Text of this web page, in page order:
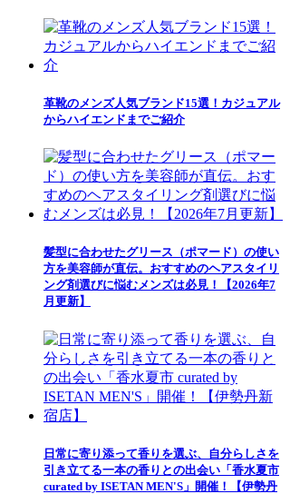
革靴のメンズ人気ブランド15選！カジュアル
からハイエンドまでご紹介
髪型に合わせたグリース（ポマード）の使い
方を美容師が直伝。おすすめのヘアスタイリ
ング剤選びに悩むメンズは必見！【2026年7
月更新】
日常に寄り添って香りを選ぶ、自分らしさを
引き立てる一本の香りとの出会い「香水夏市
curated by ISETAN MEN'S」開催！【伊勢丹